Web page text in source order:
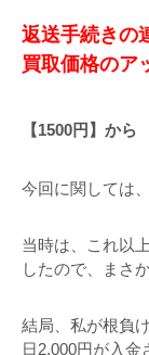
返送手続きの
買取価格のア
【1500円】から
今回に関しては、
当時は、これ以
したので、まさ
結局、私が根負
日2,000円が入金